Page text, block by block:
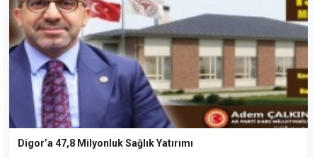
Digor’a 47,8 Milyonluk Sağlık Yatırımı